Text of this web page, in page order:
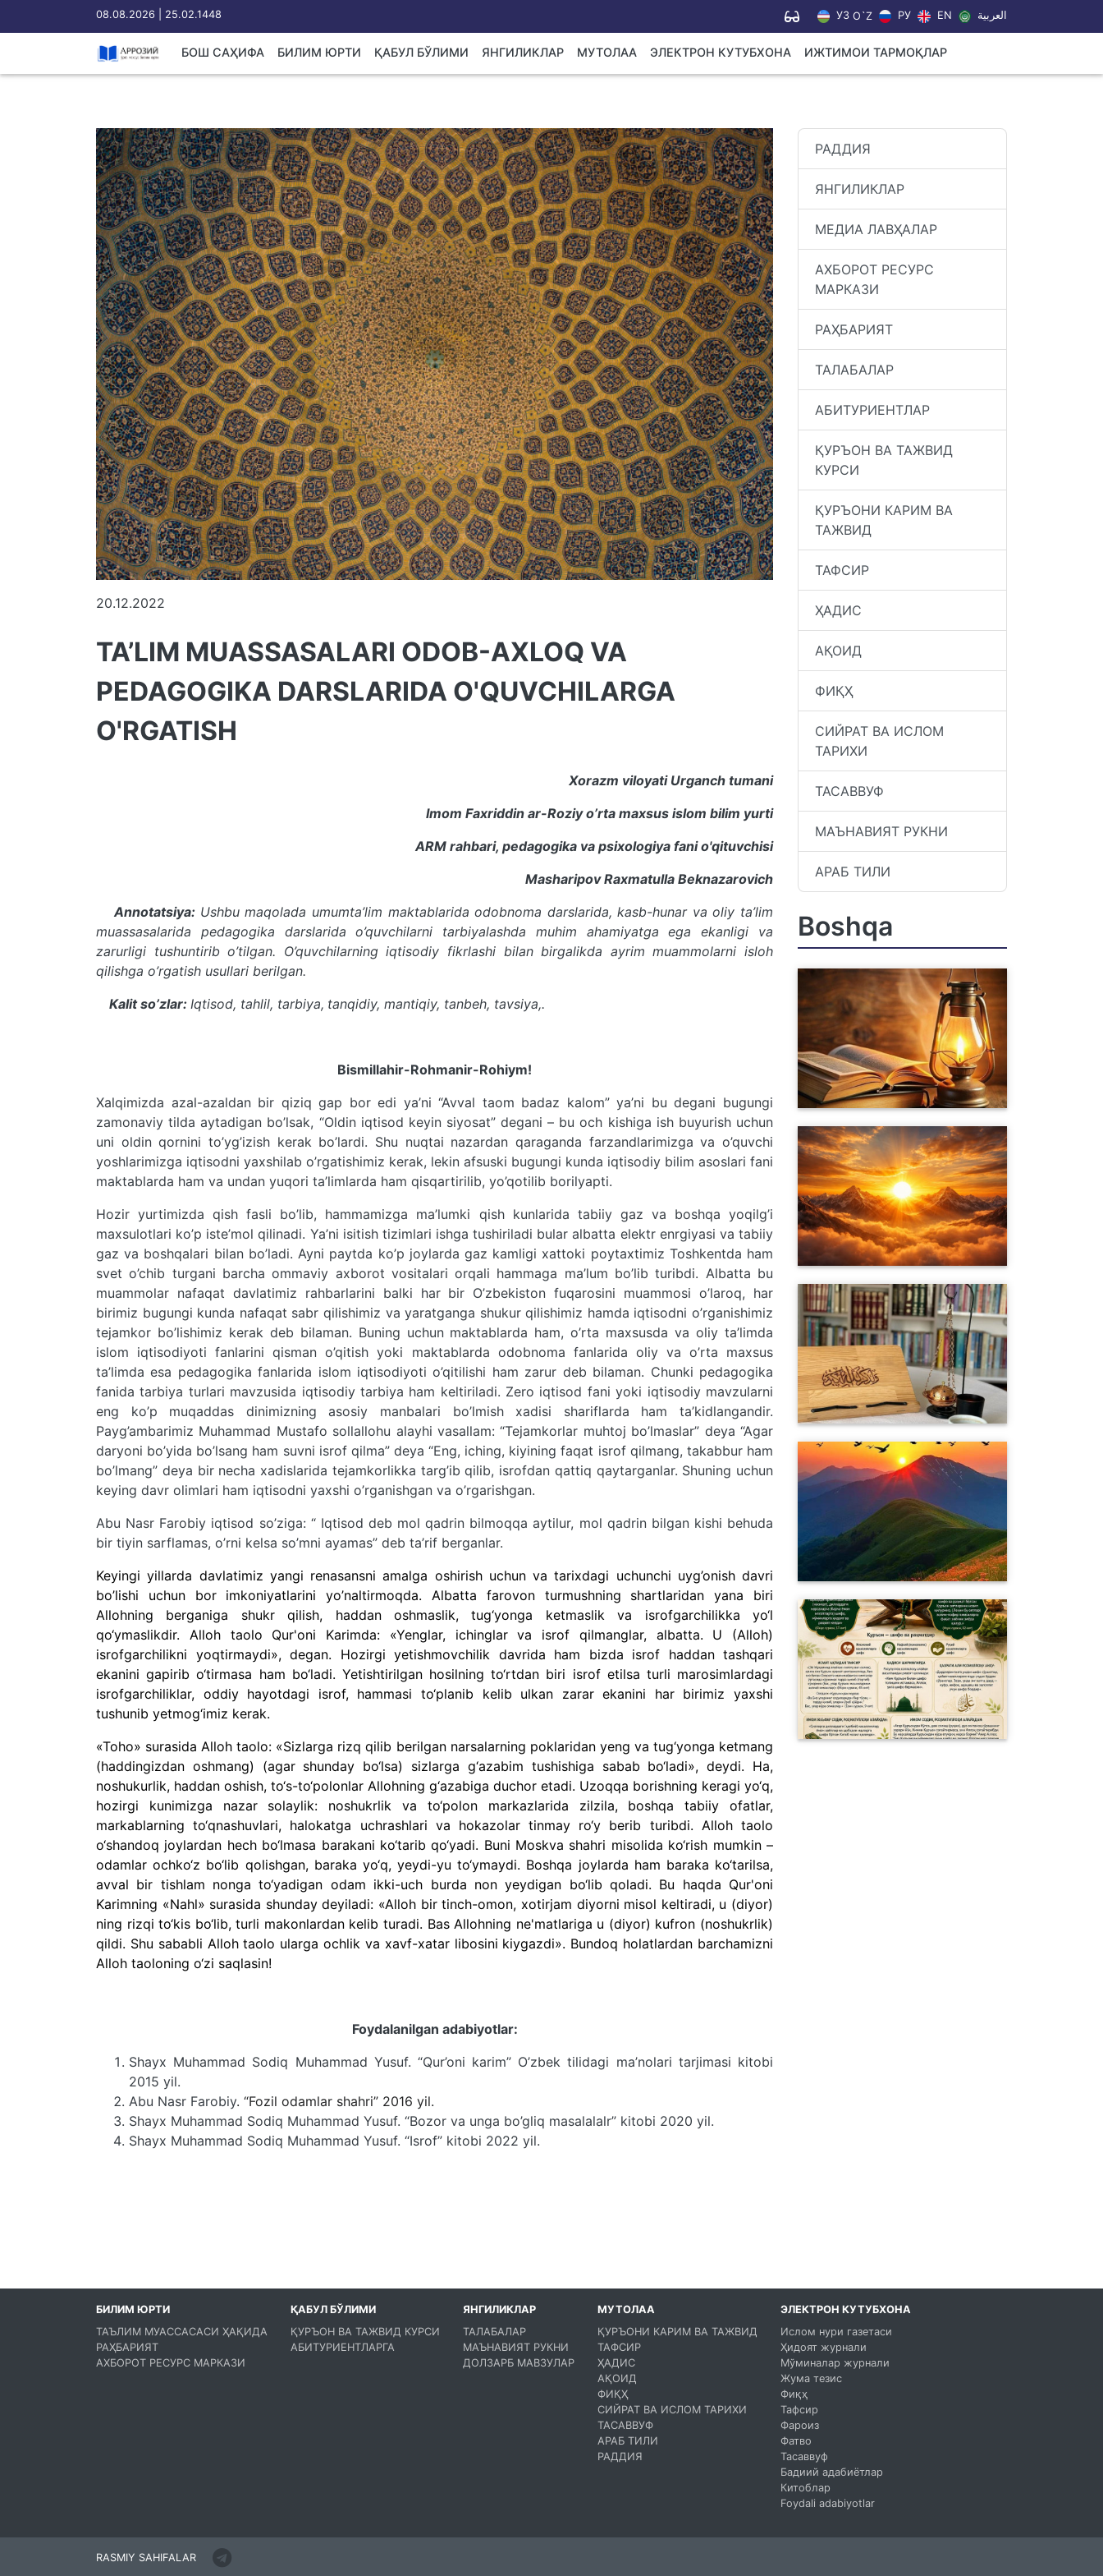
08.08.2026 | 25.02.1448 УЗ O`Z РУ EN العربية
БОШ САҲИФА БИЛИМ ЮРТИ ҚАБУЛ БЎЛИМИ ЯНГИЛИКЛАР МУТОЛАА ЭЛЕКТРОН КУТУБХОНА ИЖТИМОИ ТАРМОҚЛАР
20.12.2022
TA’LIM MUASSASALARI ODOB-AXLOQ VA
PEDAGOGIKA DARSLARIDA O'QUVCHILARGA
O'RGATISH
Xorazm viloyati Urganch tumani
Imom Faxriddin ar-Roziy o’rta maxsus islom bilim yurti
ARM rahbari, pedagogika va psixologiya fani o'qituvchisi
Masharipov Raxmatulla Beknazarovich
Annotatsiya: Ushbu maqolada umumta’lim maktablarida odobnoma darslarida, kasb-hunar va oliy ta’lim
muassasalarida pedagogika darslarida o’quvchilarni tarbiyalashda muhim ahamiyatga ega ekanligi va
zarurligi tushuntirib o’tilgan. O’quvchilarning iqtisodiy fikrlashi bilan birgalikda ayrim muammolarni isloh
qilishga o’rgatish usullari berilgan.
Kalit so’zlar: Iqtisod, tahlil, tarbiya, tanqidiy, mantiqiy, tanbeh, tavsiya,.
Bismillahir-Rohmanir-Rohiym!
Xalqimizda azal-azaldan bir qiziq gap bor edi ya’ni “Avval taom badaz kalom” ya’ni bu degani bugungi
zamonaviy tilda aytadigan bo’lsak, “Oldin iqtisod keyin siyosat” degani – bu och kishiga ish buyurish uchun
uni oldin qornini to’yg’izish kerak bo’lardi. Shu nuqtai nazardan qaraganda farzandlarimizga va o’quvchi
yoshlarimizga iqtisodni yaxshilab o’rgatishimiz kerak, lekin afsuski bugungi kunda iqtisodiy bilim asoslari fani
maktablarda ham va undan yuqori ta’limlarda ham qisqartirilib, yo’qotilib borilyapti.
Hozir yurtimizda qish fasli bo’lib, hammamizga ma’lumki qish kunlarida tabiiy gaz va boshqa yoqilg’i
maxsulotlari ko’p iste’mol qilinadi. Ya’ni isitish tizimlari ishga tushiriladi bular albatta elektr enrgiyasi va tabiiy
gaz va boshqalari bilan bo’ladi. Ayni paytda ko’p joylarda gaz kamligi xattoki poytaxtimiz Toshkentda ham
svet o’chib turgani barcha ommaviy axborot vositalari orqali hammaga ma’lum bo’lib turibdi. Albatta bu
muammolar nafaqat davlatimiz rahbarlarini balki har bir O’zbekiston fuqarosini muammosi o’laroq, har
birimiz bugungi kunda nafaqat sabr qilishimiz va yaratganga shukur qilishimiz hamda iqtisodni o’rganishimiz
tejamkor bo’lishimiz kerak deb bilaman. Buning uchun maktablarda ham, o’rta maxsusda va oliy ta’limda
islom iqtisodiyoti fanlarini qisman o’qitish yoki maktablarda odobnoma fanlarida oliy va o’rta maxsus
ta’limda esa pedagogika fanlarida islom iqtisodiyoti o’qitilishi ham zarur deb bilaman. Chunki pedagogika
fanida tarbiya turlari mavzusida iqtisodiy tarbiya ham keltiriladi. Zero iqtisod fani yoki iqtisodiy mavzularni
eng ko’p muqaddas dinimizning asosiy manbalari bo’lmish xadisi shariflarda ham ta’kidlangandir.
Payg’ambarimiz Muhammad Mustafo sollallohu alayhi vasallam: “Tejamkorlar muhtoj bo’lmaslar” deya “Agar
daryoni bo’yida bo’lsang ham suvni isrof qilma” deya “Eng, iching, kiyining faqat isrof qilmang, takabbur ham
bo’lmang” deya bir necha xadislarida tejamkorlikka targ’ib qilib, isrofdan qattiq qaytarganlar. Shuning uchun
keying davr olimlari ham iqtisodni yaxshi o’rganishgan va o’rgarishgan.
Abu Nasr Farobiy iqtisod so’ziga: “ Iqtisod deb mol qadrin bilmoqqa aytilur, mol qadrin bilgan kishi behuda
bir tiyin sarflamas, o’rni kelsa so’mni ayamas” deb ta’rif berganlar.
Keyingi yillarda davlatimiz yangi renasansni amalga oshirish uchun va tarixdagi uchunchi uyg’onish davri
bo’lishi uchun bor imkoniyatlarini yo’naltirmoqda. Albatta farovon turmushning shartlaridan yana biri
Allohning berganiga shukr qilish, haddan oshmaslik, tug‘yonga ketmaslik va isrofgarchilikka yo‘l
qo‘ymaslikdir. Alloh taolo Qur'oni Karimda: «Yenglar, ichinglar va isrof qilmanglar, albatta. U (Alloh)
isrofgarchilikni yoqtirmaydi», degan. Hozirgi yetishmovchilik davrida ham bizda isrof haddan tashqari
ekanini gapirib o‘tirmasa ham bo‘ladi. Yetishtirilgan hosilning to‘rtdan biri isrof etilsa turli marosimlardagi
isrofgarchiliklar, oddiy hayotdagi isrof, hammasi to‘planib kelib ulkan zarar ekanini har birimiz yaxshi
tushunib yetmog‘imiz kerak.
«Toho» surasida Alloh taolo: «Sizlarga rizq qilib berilgan narsalarning poklaridan yeng va tug‘yonga ketmang
(haddingizdan oshmang) (agar shunday bo‘lsa) sizlarga g‘azabim tushishiga sabab bo‘ladi», deydi. Ha,
noshukurlik, haddan oshish, to‘s-to‘polonlar Allohning g‘azabiga duchor etadi. Uzoqqa borishning keragi yo‘q,
hozirgi kunimizga nazar solaylik: noshukrlik va to‘polon markazlarida zilzila, boshqa tabiiy ofatlar,
markablarning to‘qnashuvlari, halokatga uchrashlari va hokazolar tinmay ro‘y berib turibdi. Alloh taolo
o‘shandoq joylardan hech bo‘lmasa barakani ko‘tarib qo‘yadi. Buni Moskva shahri misolida ko‘rish mumkin –
odamlar ochko‘z bo‘lib qolishgan, baraka yo‘q, yeydi-yu to‘ymaydi. Boshqa joylarda ham baraka ko‘tarilsa,
avval bir tishlam nonga to‘yadigan odam ikki-uch burda non yeydigan bo‘lib qoladi. Bu haqda Qur'oni
Karimning «Nahl» surasida shunday deyiladi: «Alloh bir tinch-omon, xotirjam diyorni misol keltiradi, u (diyor)
ning rizqi to‘kis bo‘lib, turli makonlardan kelib turadi. Bas Allohning ne'matlariga u (diyor) kufron (noshukrlik)
qildi. Shu sababli Alloh taolo ularga ochlik va xavf-xatar libosini kiygazdi». Bundoq holatlardan barchamizni
Alloh taoloning o‘zi saqlasin!
Foydalanilgan adabiyotlar:
Shayx Muhammad Sodiq Muhammad Yusuf. “Qur’oni karim” O’zbek tilidagi ma’nolari tarjimasi kitobi
2015 yil.
Abu Nasr Farobiy. “Fozil odamlar shahri” 2016 yil.
Shayx Muhammad Sodiq Muhammad Yusuf. “Bozor va unga bo’gliq masalalalr” kitobi 2020 yil.
Shayx Muhammad Sodiq Muhammad Yusuf. “Isrof” kitobi 2022 yil.
РАДДИЯ
ЯНГИЛИКЛАР
МЕДИА ЛАВҲАЛАР
АХБОРОТ РЕСУРС
МАРКАЗИ
РАҲБАРИЯТ
ТАЛАБАЛАР
АБИТУРИЕНТЛАР
ҚУРЪОН ВА ТАЖВИД
КУРСИ
ҚУРЪОНИ КАРИМ ВА
ТАЖВИД
ТАФСИР
ҲАДИС
АҚОИД
ФИҚҲ
СИЙРАТ ВА ИСЛОМ
ТАРИХИ
ТАСАВВУФ
МАЪНАВИЯТ РУКНИ
АРАБ ТИЛИ
Boshqa
БИЛИМ ЮРТИ
ТАЪЛИМ МУАССАСАСИ ҲАҚИДА
РАҲБАРИЯТ
АХБОРОТ РЕСУРС МАРКАЗИ
ҚАБУЛ БЎЛИМИ
ҚУРЪОН ВА ТАЖВИД КУРСИ
АБИТУРИЕНТЛАРГА
ЯНГИЛИКЛАР
ТАЛАБАЛАР
МАЪНАВИЯТ РУКНИ
ДОЛЗАРБ МАВЗУЛАР
МУТОЛАА
ҚУРЪОНИ КАРИМ ВА ТАЖВИД
ТАФСИР
ҲАДИС
АҚОИД
ФИҚҲ
СИЙРАТ ВА ИСЛОМ ТАРИХИ
ТАСАВВУФ
АРАБ ТИЛИ
РАДДИЯ
ЭЛЕКТРОН КУТУБХОНА
Ислом нури газетаси
Ҳидоят журнали
Мўминалар журнали
Жума тезис
Фиқҳ
Тафсир
Фароиз
Фатво
Тасаввуф
Бадиий адабиётлар
Китоблар
Foydali adabiyotlar
RASMIY SAHIFALAR